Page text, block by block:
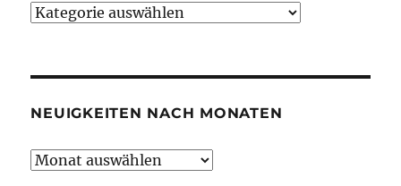
Neuigkeiten
NEUIGKEITEN NACH MONATEN
Neuigkeiten